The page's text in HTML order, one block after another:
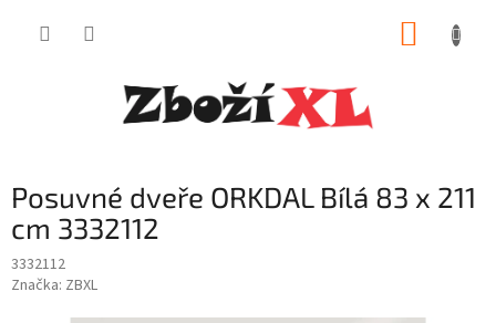
Posuvné dveře ORKDAL Bílá 83 x 211
cm 3332112
3332112
Značka: ZBXL